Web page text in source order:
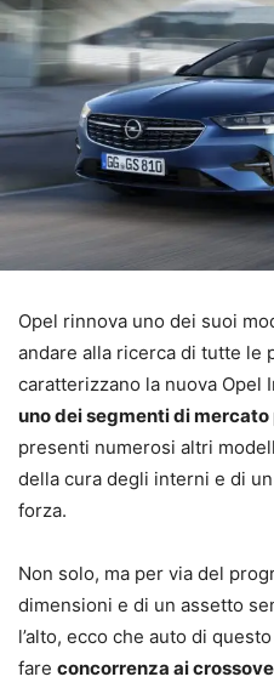
Opel rinnova uno dei suoi
andare alla ricerca di tutte le
caratterizzano la nuova Opel
uno dei segmenti di
presenti numerosi altri
della cura degli interni e di
forza.
Non solo, ma per via del
dimensioni e di un assetto
l’alto, ecco che auto di
fare concorrenza ai